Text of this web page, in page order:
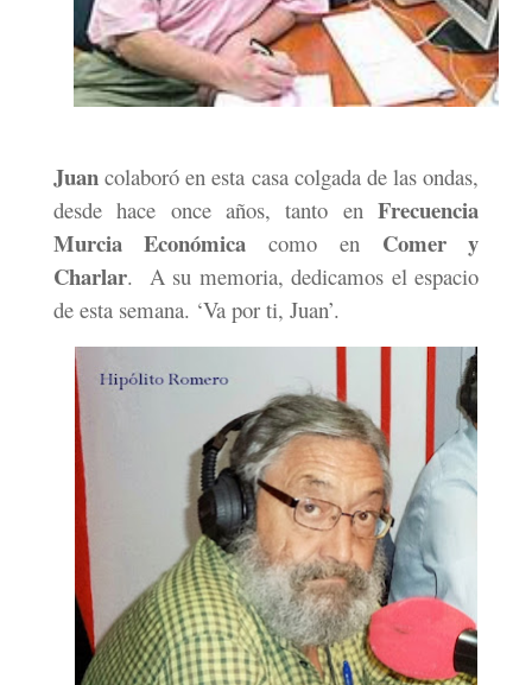
Juan colaboró en esta casa colgada de las ondas,
desde hace once años, tanto enFrecuencia
Murcia Económica como en Comer y
Charlar. A su memoria, dedicamos el espacio
de esta semana. ‘Va por ti, Juan’.